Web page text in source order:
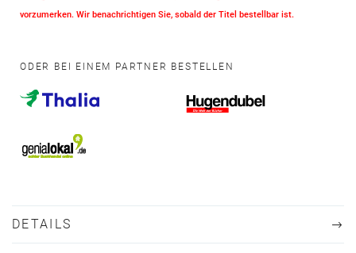
vorzumerken. Wir benachrichtigen Sie, sobald der Titel bestellbar ist.
ODER BEI EINEM PARTNER BESTELLEN
DETAILS